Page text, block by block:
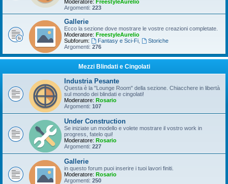
Moderatore: FreestyleAurelio
Argomenti: 223
Gallerie
Ecco la sezione dove mostrare le vostre creazioni completate.
Moderatore: FreestyleAurelio
Subforum:
Fantasy e Sci-Fi,
Storiche
Argomenti: 276
Mezzi Blindati e Cingolati
Industria Pesante
Questa è la "Lounge Room" della sezione. Chiacchere in libertà
sul mondo dei blindati e cingolati!
Moderatore: Rosario
Argomenti: 107
Under Construction
Se iniziate un modello e volete mostrare il vostro work in
progress, fatelo qui!
Moderatore: Rosario
Argomenti: 227
Gallerie
in questo forum puoi inserire i tuoi lavori finiti.
Moderatore: Rosario
Argomenti: 250